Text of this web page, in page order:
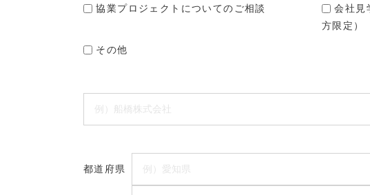
協業プロジェクトについてのご相談
会社見
方限定）
その他
都道府県